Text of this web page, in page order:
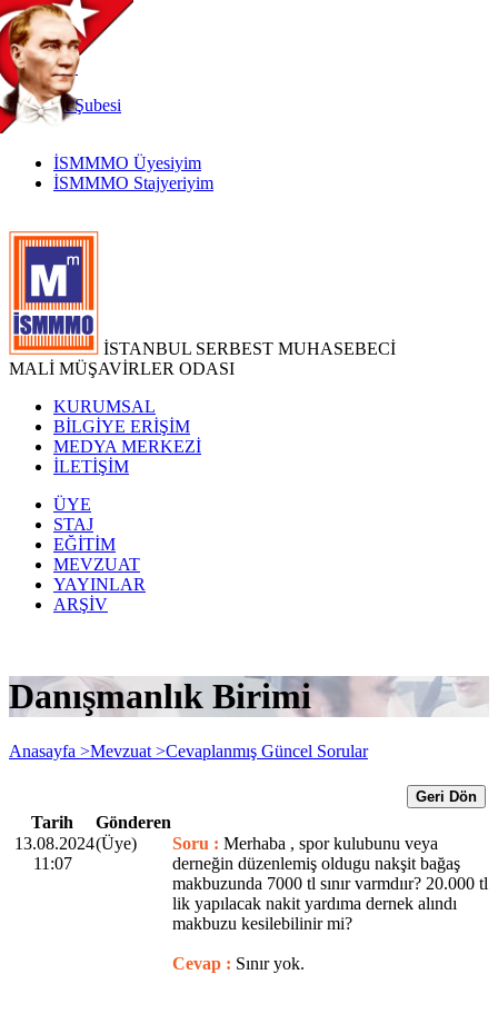
TR
|
EN
İnternetŞubesi
İSMMMO Üyesiyim
İSMMMO Stajyeriyim
İSTANBUL SERBEST MUHASEBECİ
MALİ MÜŞAVİRLER ODASI
KURUMSAL
BİLGİYE ERİŞİM
MEDYA MERKEZİ
İLETİŞİM
ÜYE
STAJ
EĞİTİM
MEVZUAT
YAYINLAR
ARŞİV
Danışmanlık Birimi
Anasayfa >Mevzuat >Cevaplanmış Güncel Sorular
Geri Dön
Tarih
Gönderen
13.08.2024
11:07
(Üye) Soru : Merhaba , spor kulubunu veya
derneğin düzenlemiş oldugu nakşit bağaş
makbuzunda 7000 tl sınır varmdıır? 20.000 tl
lik yapılacak nakit yardıma dernek alındı
makbuzu kesilebilinir mi?
Cevap : Sınır yok.